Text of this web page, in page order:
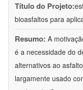
Título do Projeto:
bioasfaltos para
Resumo: A
é a necessidade do
alternativos ao
largamente usado